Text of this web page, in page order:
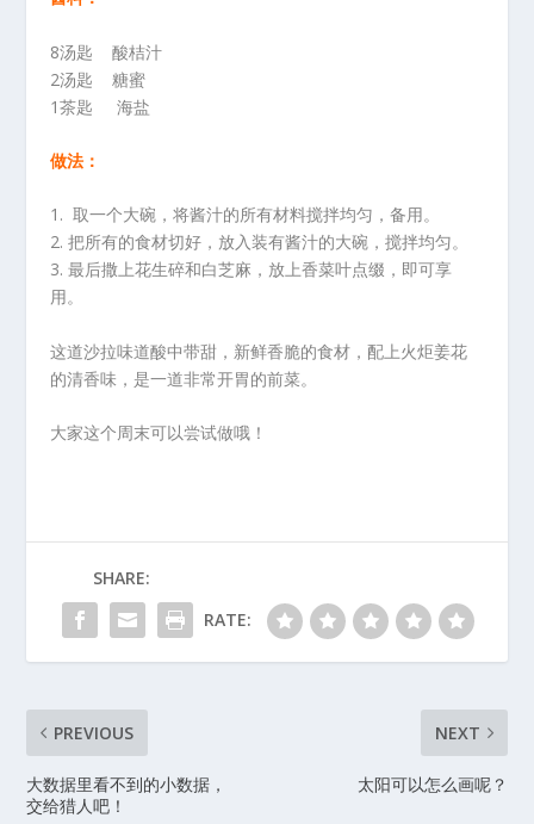
8汤匙 酸桔汁
2汤匙 糖蜜
1茶匙 海盐
做法：
1. 取一个大碗，将酱汁的所有材料搅拌均匀，备用。
2. 把所有的食材切好，放入装有酱汁的大碗，搅拌均匀。
3. 最后撒上花生碎和白芝麻，放上香菜叶点缀，即可享
用。
这道沙拉味道酸中带甜，新鲜香脆的食材，配上火炬姜花
的清香味，是一道非常开胃的前菜。
大家这个周末可以尝试做哦！
SHARE:
RATE:
PREVIOUS
大数据里看不到的小数据，
交给猎人吧！
NEXT
太阳可以怎么画呢？